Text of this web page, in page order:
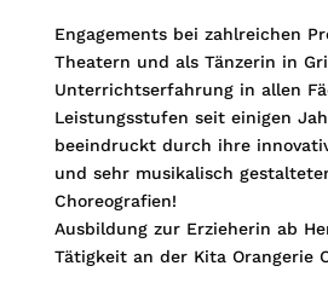
Engagements bei zahlreichen
Theatern und als Tänzerin in
Unterrichtserfahrung in allen
Leistungsstufen seit einigen
beeindruckt durch ihre
und sehr musikalisch
Choreografien!
Ausbildung zur Erzieherin ab
Tätigkeit an der Kita Orangerie